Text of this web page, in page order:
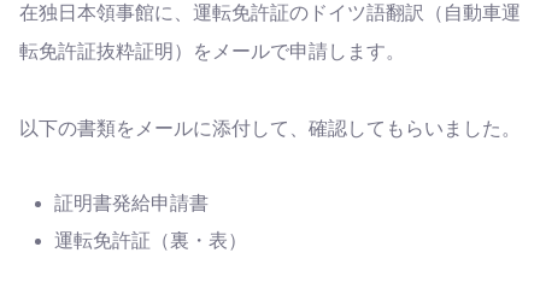
在独日本領事館に、運転免許証のドイツ語翻訳（自動車運
転免許証抜粋証明）をメールで申請します。
以下の書類をメールに添付して、確認してもらいました。
証明書発給申請書
運転免許証（裏・表）